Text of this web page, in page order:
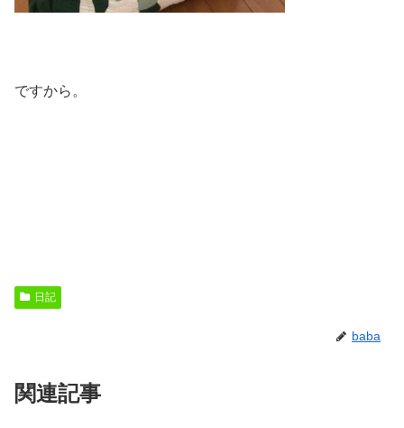
ですから。
日記
baba
関連記事